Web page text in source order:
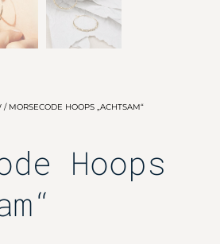
/ MORSECODE HOOPS „ACHTSAM“
Hoops